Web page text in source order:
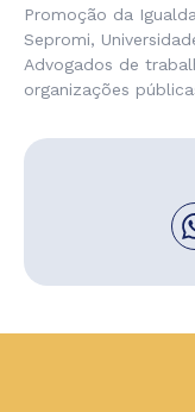
Promoção da
Sepromi,
Advogados de
organizações